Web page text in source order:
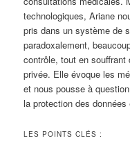
technologiques, Ariane
pris dans un système de
paradoxalement,
contrôle, tout en souffrant
privée. Elle évoque les
et nous pousse à
la protection des
LES POINTS CLÉS :